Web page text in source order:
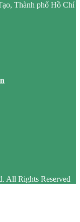
Thành phố Hồ Chí
All Rights Reserved